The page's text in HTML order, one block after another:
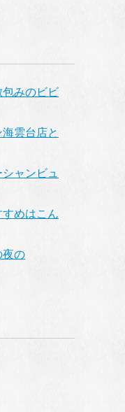
包みのビビ
雲台店と
ャンビュ
めはこん
夜の